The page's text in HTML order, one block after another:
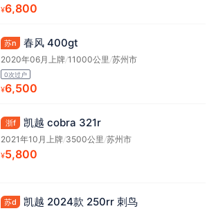
¥6,800
苏n 春风 400gt
2020年06月上牌/11000公里 /苏州市
0次过户
¥6,500
浙f 凯越 cobra 321r
2021年10月上牌/3500公里 /苏州市
¥5,800
苏d 凯越 2024款 250rr 刺鸟